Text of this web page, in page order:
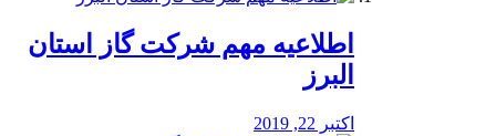
️اطلاعیه مهم شرکت گاز استان
البرز
اکتبر 22, 2019